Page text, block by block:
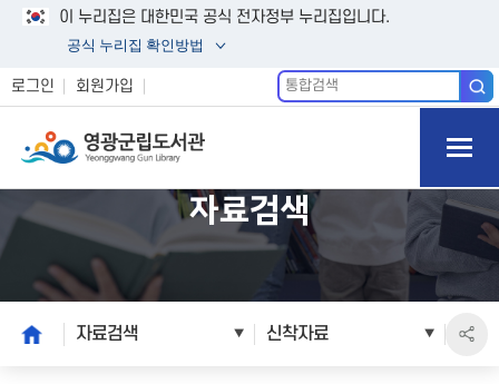
이 누리집은 대한민국 공식 전자정부 누리집입니다.
공식 누리집 확인방법
로그인 회원가입
통
합
메뉴 버
자료검색
home 자료검색 신착자료